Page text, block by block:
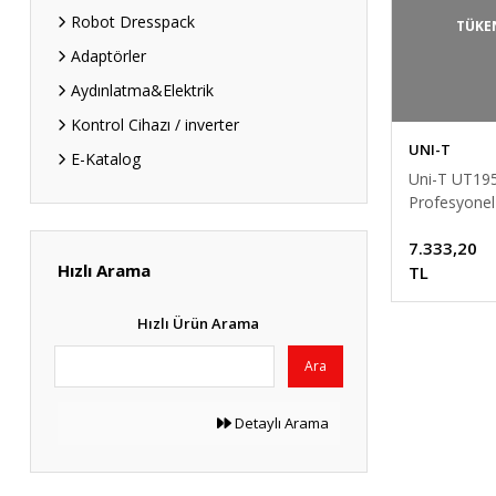
Robot Dresspack
Adaptörler
Aydınlatma&Elektrik
Kontrol Cihazı / inverter
E-Katalog
Hızlı Arama
Hızlı Ürün Arama
Ara
Detaylı Arama
UNI-T
Uni-T
Profesyonel
Cihazı
7.333,20
TL